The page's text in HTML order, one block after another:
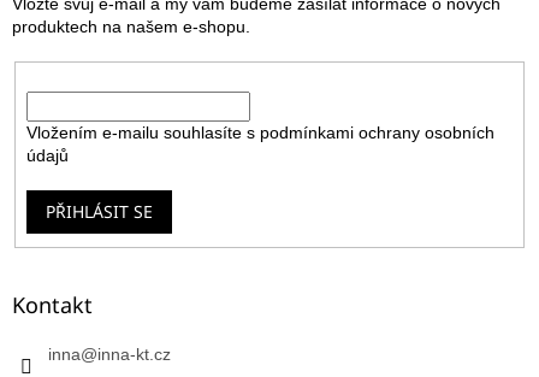
produktech na našem e-shopu.
Vložením e-mailu souhlasíte s podmínkami ochrany osobních
údajů
PŘIHLÁSIT SE
Kontakt
inna@inna-kt.cz